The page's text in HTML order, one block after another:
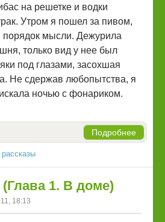
на решетке и водки
Утром я пошел за пивом,
порядок мысли. Дежурила
только вид у нее был
под глазами, засохшая
Не сдержав любопытства, я
ночью с фонариком.
Подробнее
1. В доме)
18:13